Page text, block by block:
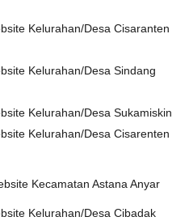
Kelurahan/Desa Cisaranten
Kelurahan/Desa Sindang
Kelurahan/Desa Sukamiskin
Kelurahan/Desa Cisarenten
Kecamatan Astana Anyar
Kelurahan/Desa Cibadak